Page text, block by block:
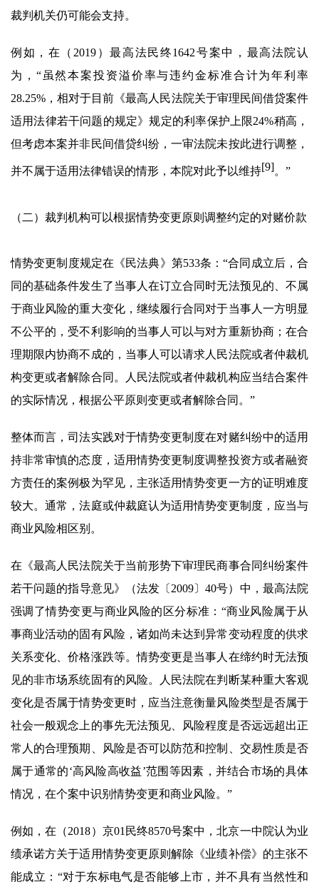
裁判机关仍可能会支持。
例如，在（2019）最高法民终1642号案中，最高法院认
为，“虽然本案投资溢价率与违约金标准合计为年利率
28.25%，相对于目前《最高人民法院关于审理民间借贷案件
适用法律若干问题的规定》规定的利率保护上限24%稍高，
但考虑本案并非民间借贷纠纷，一审法院未按此进行调整，
并不属于适用法律错误的情形，本院对此予以维持[9]。”
（二）裁判机构可以根据情势变更原则调整约定的对赌价款
情势变更制度规定在《民法典》第533条：“合同成立后，合
同的基础条件发生了当事人在订立合同时无法预见的、不属
于商业风险的重大变化，继续履行合同对于当事人一方明显
不公平的，受不利影响的当事人可以与对方重新协商；在合
理期限内协商不成的，当事人可以请求人民法院或者仲裁机
构变更或者解除合同。人民法院或者仲裁机构应当结合案件
的实际情况，根据公平原则变更或者解除合同。”
整体而言，司法实践对于情势变更制度在对赌纠纷中的适用
持非常审慎的态度，适用情势变更制度调整投资方或者融资
方责任的案例极为罕见，主张适用情势变更一方的证明难度
较大。通常，法庭或仲裁庭认为适用情势变更制度，应当与
商业风险相区别。
在《最高人民法院关于当前形势下审理民商事合同纠纷案件
若干问题的指导意见》（法发〔2009〕40号）中，最高法院
强调了情势变更与商业风险的区分标准：“商业风险属于从
事商业活动的固有风险，诸如尚未达到异常变动程度的供求
关系变化、价格涨跌等。情势变更是当事人在缔约时无法预
见的非市场系统固有的风险。人民法院在判断某种重大客观
变化是否属于情势变更时，应当注意衡量风险类型是否属于
社会一般观念上的事先无法预见、风险程度是否远远超出正
常人的合理预期、风险是否可以防范和控制、交易性质是否
属于通常的‘高风险高收益’范围等因素，并结合市场的具体
情况，在个案中识别情势变更和商业风险。”
例如，在（2018）京01民终8570号案中，北京一中院认为业
绩承诺方关于适用情势变更原则解除《业绩补偿》的主张不
能成立：“对于东标电气是否能够上市，并不具有当然性和